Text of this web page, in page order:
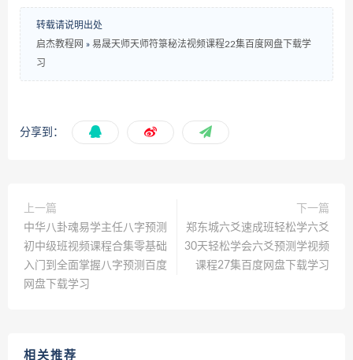
转载请说明出处
启杰教程网 » 易晟天师天师符箓秘法视频课程22集百度网盘下载学
习
分享到：
上一篇
中华八卦魂易学主任八字预测
初中级班视频课程合集零基础
入门到全面掌握八字预测百度
网盘下载学习
下一篇
郑东城六爻速成班轻松学六爻
30天轻松学会六爻预测学视频
课程27集百度网盘下载学习
相关推荐